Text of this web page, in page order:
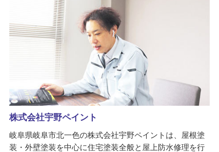
株式会社宇野ペイント
岐阜県岐阜市北一色の株式会社宇野ペイントは、屋根塗
装・外壁塗装を中心に住宅塗装全般と屋上防水修理を行